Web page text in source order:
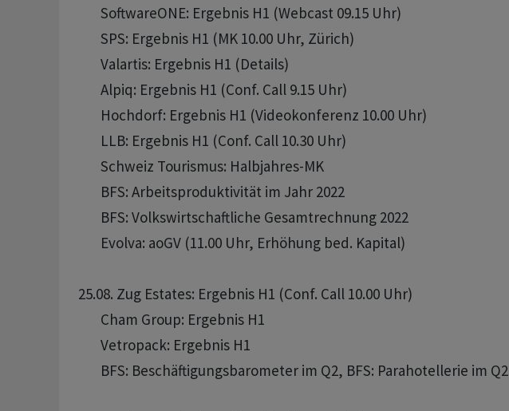
       SoftwareONE: Ergebnis H1 (Webcast 09.15 Uhr)
       SPS: Ergebnis H1 (MK 10.00 Uhr, Zürich)
       Valartis: Ergebnis H1 (Details)
       Alpiq: Ergebnis H1 (Conf. Call 9.15 Uhr)
       Hochdorf: Ergebnis H1 (Videokonferenz 10.00 Uhr)
       LLB: Ergebnis H1 (Conf. Call 10.30 Uhr)
       Schweiz Tourismus: Halbjahres-MK
       BFS: Arbeitsproduktivität im Jahr 2022
       BFS: Volkswirtschaftliche Gesamtrechnung 2022
       Evolva: aoGV (11.00 Uhr, Erhöhung bed. Kapital)
25.08. Zug Estates: Ergebnis H1 (Conf. Call 10.00 Uhr)
       Cham Group: Ergebnis H1
       Vetropack: Ergebnis H1
       BFS: Beschäftigungsbarometer im Q2, BFS: Parahotellerie im Q2